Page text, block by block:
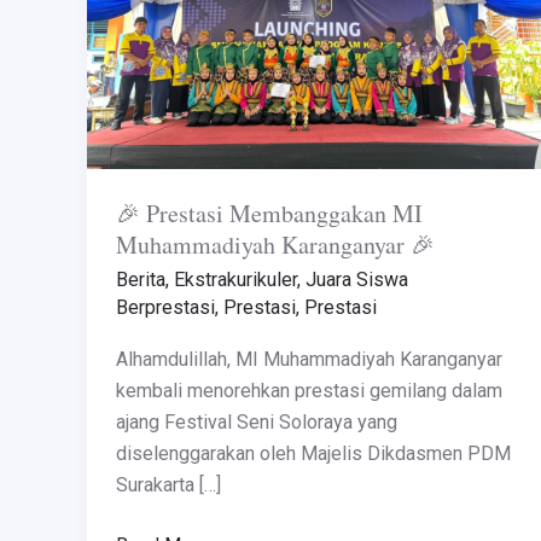
🎉 Prestasi Membanggakan MI
Muhammadiyah Karanganyar 🎉
Berita, Ekstrakurikuler, Juara Siswa
Berprestasi, Prestasi, Prestasi
Alhamdulillah, MI Muhammadiyah Karanganyar
kembali menorehkan prestasi gemilang dalam
ajang Festival Seni Soloraya yang
diselenggarakan oleh Majelis Dikdasmen PDM
Surakarta […]
🎉